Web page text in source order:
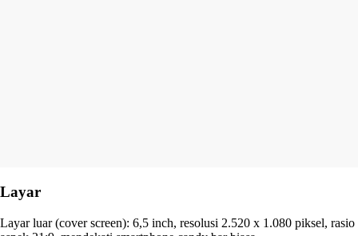
Layar
Layar luar (cover screen): 6,5 inch, resolusi 2.520 x 1.080 piksel, rasio